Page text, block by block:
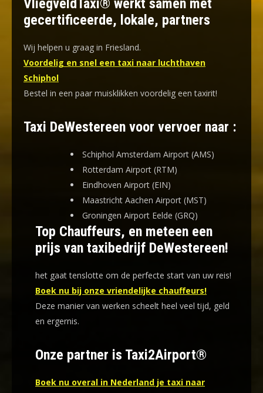
VliegveldTaxi® werkt samen met
gecertificeerde, lokale, partners
Wij helpen u graag in Friesland.
Voordelig en snel een taxi naar luchthaven
Schiphol
Bestel in een paar muisklikken voordelig een taxirit!
Taxi DeWestereen voor vervoer naar :
Schiphol Amsterdam Airport (AMS)
Rotterdam Airport (RTM)
Eindhoven Airport (EIN)
Maastricht Aachen Airport (MST)
Groningen Airport Eelde (GRQ)
Top Chauffeurs, en meteen een
prijs van taxibedrijf DeWestereen!
het gaat tenslotte om de perfecte start van uw reis!
Boek nu bij onze vriendelijke chauffeurs!
Deze manier van werken scheelt heel veel tijd, geld
en ergernis.
Onze partner is Taxi2Airport®
Boek nu overal in Nederland je taxi naar